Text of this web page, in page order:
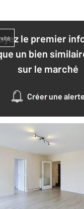
le premier
un bien
sur le marché
Créer une alerte
T4 à louer
€
comprises